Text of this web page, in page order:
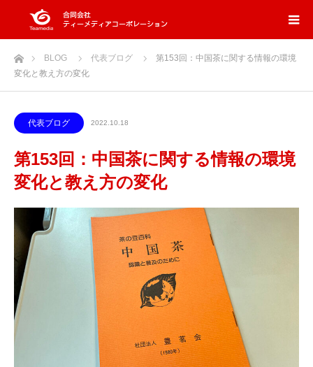
ホームBLOG 代表ブログ
第153回：中国茶に関する情報の環境
変化と教え方の変化
代表ブログ 2022.10.18
第153回：中国茶に関する情報の環境
変化と教え方の変化